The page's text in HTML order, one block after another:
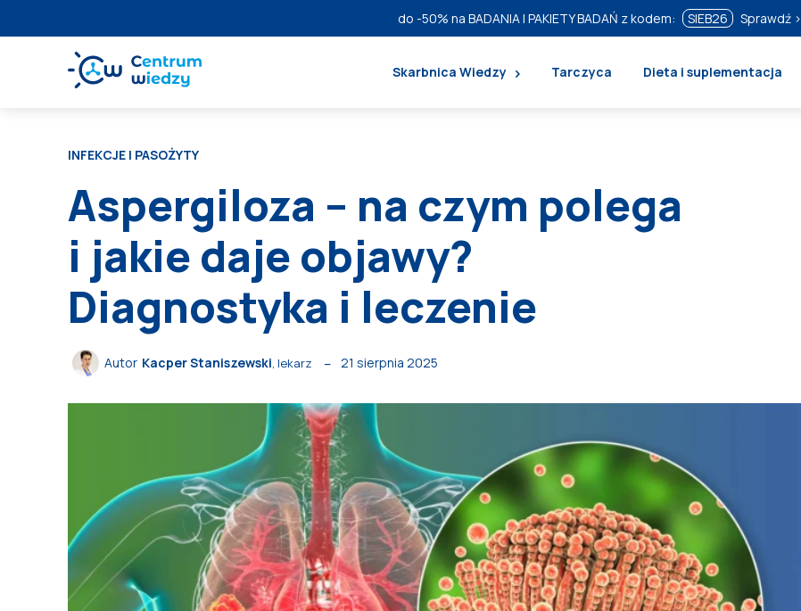
do -50% na BADANIA I PAKIETY BADAŃ z kodem: SIEB26 Sprawdź ›
Skarbnica Wiedzy Tarczyca Dieta i suplementacja
INFEKCJE I PASOŻYTY
Aspergiloza – na czym polega
i jakie daje objawy?
Diagnostyka i leczenie
Autor Kacper Staniszewski, lekarz 21 sierpnia 2025